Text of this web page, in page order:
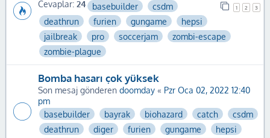
Cevaplar: 24 1 2 3
basebuilder
csdm
deathrun
furien gungame
hepsi
jailbreak
pro soccerjam
zombi-escape
zombie-plague
Bomba hasarı çok yüksek
Son mesaj gönderen doomday « Pzr Oca 02, 2022 12:40
pm
basebuilder
bayrak biohazard catch
csdm
deathrun
diger furien gungame
hepsi